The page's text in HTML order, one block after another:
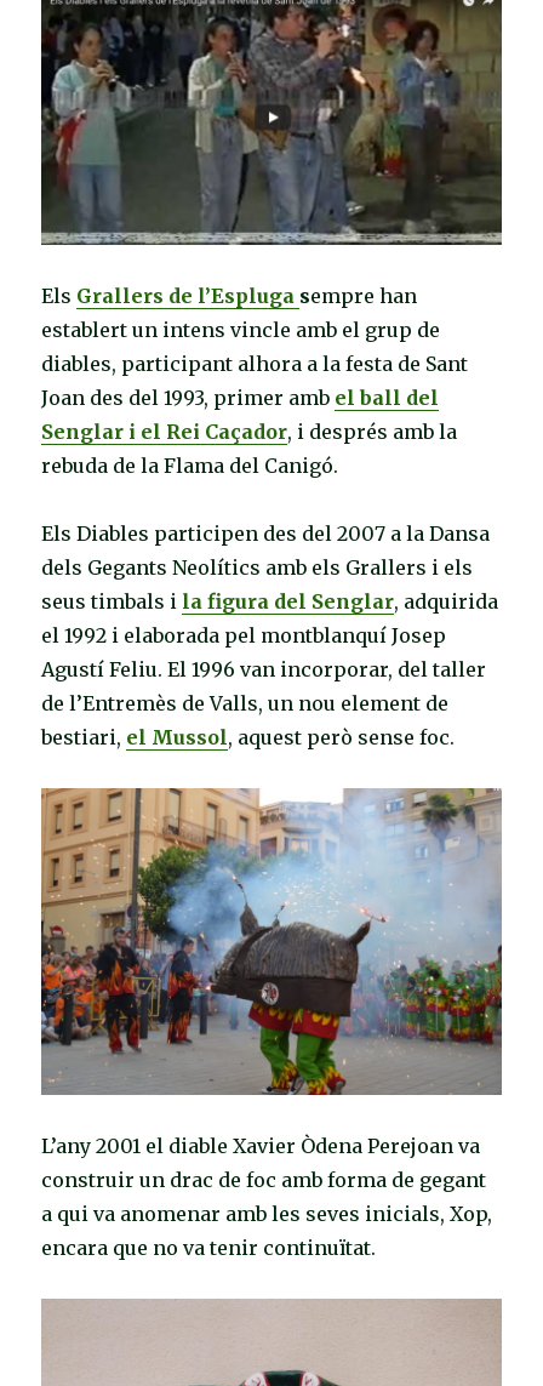
Els Grallers de l’Espluga sempre han
establert un intens vincle amb el grup de
diables, participant alhora a la festa de Sant
Joan des del 1993, primer amb el ball del
Senglar i el Rei Caçador, i després amb la
rebuda de la Flama del Canigó.
Els Diables participen des del 2007 a la Dansa
dels Gegants Neolítics amb els Grallers i els
seus timbals i la figura del Senglar, adquirida
el 1992 i elaborada pel montblanquí Josep
Agustí Feliu. El 1996 van incorporar, del taller
de l’Entremès de Valls, un nou element de
bestiari, el Mussol, aquest però sense foc.
L’any 2001 el diable Xavier Òdena Perejoan va
construir un drac de foc amb forma de gegant
a qui va anomenar amb les seves inicials, Xop,
encara que no va tenir continuïtat.